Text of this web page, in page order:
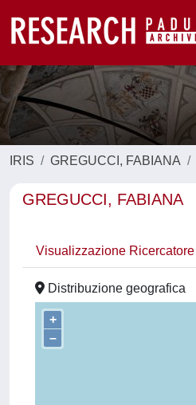
IRIS GREGUCCI, FABIANA
GREGUCCI, FABIANA
Visualizzazione Ricercatore
Distribuzione geografica
+
–